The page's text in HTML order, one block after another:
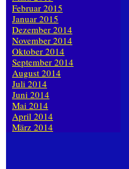
Februar 2015
Januar 2015
Dezember 2014
November 2014
Oktober 2014
September 2014
August 2014
Juli 2014
Juni 2014
Mai 2014
April 2014
März 2014